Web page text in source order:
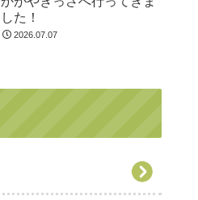
した！
2026.07.07